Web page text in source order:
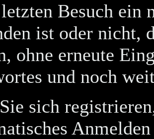
Besuch ein
ist oder nicht,
ohne erneute
und noch
sich